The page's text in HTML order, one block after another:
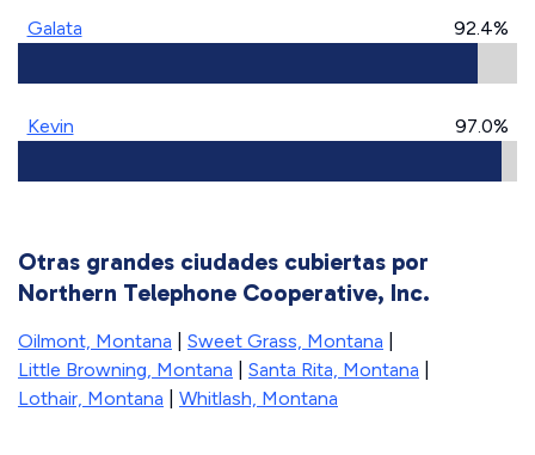
Galata 92.4%
Kevin 97.0%
Otras grandes ciudades cubiertas por
Northern Telephone Cooperative, Inc.
Oilmont, Montana Sweet Grass, Montana
Little Browning, Montana
Santa Rita, Montana
Lothair, Montana
Whitlash, Montana